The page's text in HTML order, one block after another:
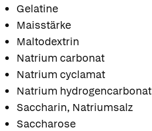
Gelatine
Maisstärke
Maltodextrin
Natrium carbonat
Natrium cyclamat
Natrium hydrogencarbonat
Saccharin, Natriumsalz
Saccharose